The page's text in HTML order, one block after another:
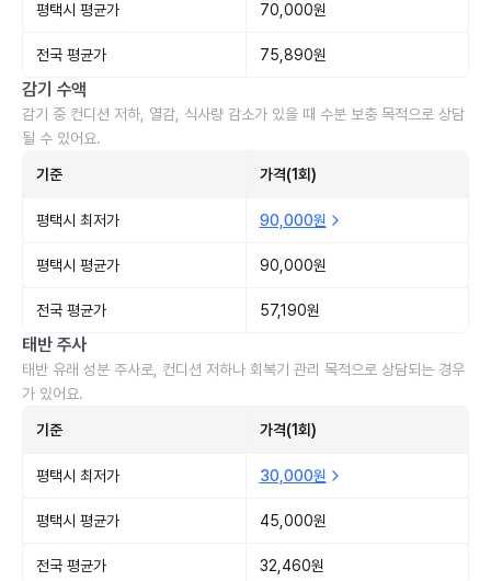
평택시 평균가 70,000원
전국 평균가 75,890원
감기 수액
감기 중 컨디션 저하, 열감, 식사량 감소가 있을 때 수분 보충 목적으로 상담
될 수 있어요.
기준 가격(1회)
평택시 최저가 90,000원
평택시 평균가 90,000원
전국 평균가 57,190원
태반 주사
태반 유래 성분 주사로, 컨디션 저하나 회복기 관리 목적으로 상담되는 경우
가 있어요.
기준 가격(1회)
평택시 최저가 30,000원
평택시 평균가 45,000원
전국 평균가 32,460원